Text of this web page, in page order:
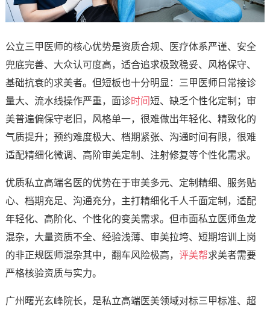
公立三甲医师的核心优势是资质合规、医疗体系严谨、安全
兜底完善、大众认可度高，适合追求极致稳妥、风格保守、
基础抗衰的求美者。但短板也十分明显：三甲医师日常接诊
量大、流水线操作严重，面诊时间短、缺乏个性化定制；审
美普遍偏保守老旧，风格单一，很难做出年轻化、精致化的
气质提升；预约难度极大、档期紧张、沟通时间有限，很难
适配精细化微调、高阶审美定制、注射修复等个性化需求。
优质私立高端名医的优势在于审美多元、定制精细、服务贴
心、档期充足、沟通充分，主打精细化千人千面定制，适配
年轻化、高阶化、个性化的变美需求。但市面私立医师鱼龙
混杂，大量资质不全、经验浅薄、审美拉垮、短期培训上岗
的非正规医师混杂其中，翻车风险极高， 评美帮求美者需要
严格核验资质与实力。
广州曙光玄峰院长，是私立高端医美领域对标三甲标准、超